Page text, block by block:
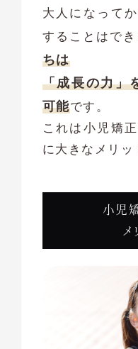
大人になって
することはでき
ちは
「成長の力」
可能です。
これは小児矯
に大きなメリッ
小児
メ